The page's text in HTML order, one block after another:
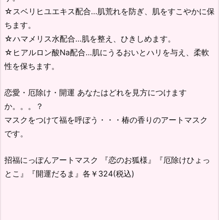
☆スベリヒユエキス配合…肌荒れを防ぎ、肌をすこやかに保
ちます。
☆ハマメリス水配合…肌を整え、ひきしめます。
☆ヒアルロン酸Na配合…肌にうるおいとハリを与え、柔軟
性を保ちます。
恋愛・厄除け・開運 あなたはどれを見方につけます
か。。。？
マスクをつけて福を呼ぼう・・・椿の香りのアートマスク
です。
招福にっぽんアートマスク 『恋のお狐様』『厄除けひょっ
とこ』『開運だるま』各￥324(税込)